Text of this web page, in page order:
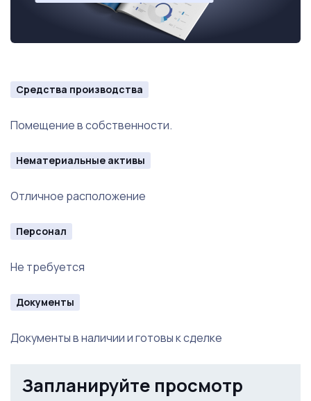
Средства производства
Помещение в собственности.
Нематериальные активы
Отличное расположение
Персонал
Не требуется
Документы
Документы в наличии и готовы к сделке
Запланируйте просмотр